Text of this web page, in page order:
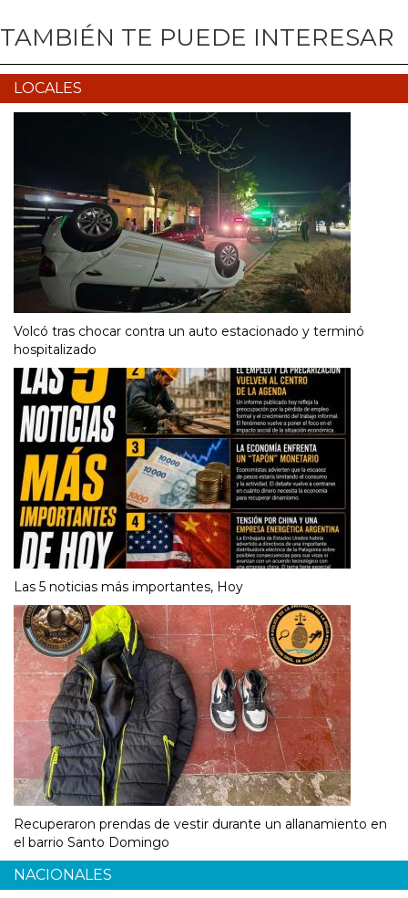
TAMBIÉN TE PUEDE INTERESAR
LOCALES
Volcó tras chocar contra un auto estacionado y terminó
hospitalizado
Las 5 noticias más importantes, Hoy
Recuperaron prendas de vestir durante un allanamiento en
el barrio Santo Domingo
NACIONALES